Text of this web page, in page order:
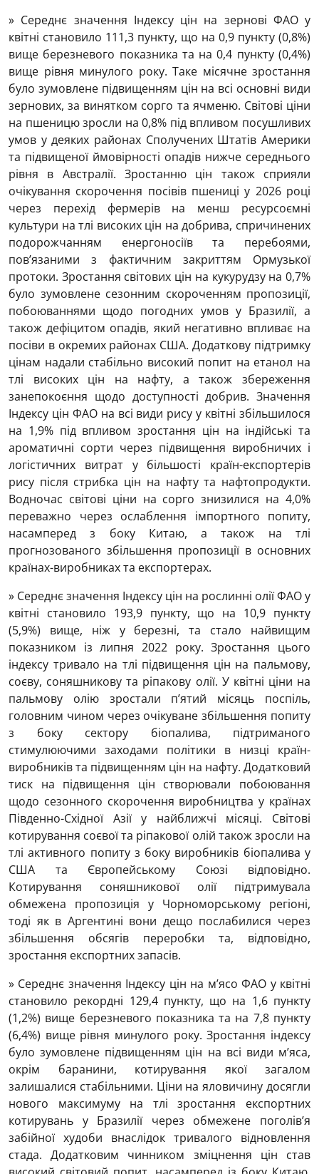
» Середнє значення Індексу цін на зернові ФАО у
квітні становило 111,3 пункту, що на 0,9 пункту (0,8%)
вище березневого показника та на 0,4 пункту (0,4%)
вище рівня минулого року. Таке місячне зростання
було зумовлене підвищенням цін на всі основні види
зернових, за винятком сорго та ячменю. Світові ціни
на пшеницю зросли на 0,8% під впливом посушливих
умов у деяких районах Сполучених Штатів Америки
та підвищеної ймовірності опадів нижче середнього
рівня в Австралії. Зростанню цін також сприяли
очікування скорочення посівів пшениці у 2026 році
через перехід фермерів на менш ресурсоємні
культури на тлі високих цін на добрива, спричинених
подорожчанням енергоносіїв та перебоями,
пов’язаними з фактичним закриттям Ормузької
протоки. Зростання світових цін на кукурудзу на 0,7%
було зумовлене сезонним скороченням пропозиції,
побоюваннями щодо погодних умов у Бразилії, а
також дефіцитом опадів, який негативно впливає на
посіви в окремих районах США. Додаткову підтримку
цінам надали стабільно високий попит на етанол на
тлі високих цін на нафту, а також збереження
занепокоєння щодо доступності добрив. Значення
Індексу цін ФАО на всі види рису у квітні збільшилося
на 1,9% під впливом зростання цін на індійські та
ароматичні сорти через підвищення виробничих і
логістичних витрат у більшості країн-експортерів
рису після стрибка цін на нафту та нафтопродукти.
Водночас світові ціни на сорго знизилися на 4,0%
переважно через ослаблення імпортного попиту,
насамперед з боку Китаю, а також на тлі
прогнозованого збільшення пропозиції в основних
країнах-виробниках та експортерах.
» Середнє значення Індексу цін на рослинні олії ФАО у
квітні становило 193,9 пункту, що на 10,9 пункту
(5,9%) вище, ніж у березні, та стало найвищим
показником із липня 2022 року. Зростання цього
індексу тривало на тлі підвищення цін на пальмову,
соєву, соняшникову та ріпакову олії. У квітні ціни на
пальмову олію зростали п’ятий місяць поспіль,
головним чином через очікуване збільшення попиту
з боку сектору біопалива, підтриманого
стимулюючими заходами політики в низці країн-
виробників та підвищенням цін на нафту. Додатковий
тиск на підвищення цін створювали побоювання
щодо сезонного скорочення виробництва у країнах
Південно-Східної Азії у найближчі місяці. Світові
котирування соєвої та ріпакової олій також зросли на
тлі активного попиту з боку виробників біопалива у
США та Європейському Союзі відповідно.
Котирування соняшникової олії підтримувала
обмежена пропозиція у Чорноморському регіоні,
тоді як в Аргентині вони дещо послабилися через
збільшення обсягів переробки та, відповідно,
зростання експортних запасів.
» Середнє значення Індексу цін на м’ясо ФАО у квітні
становило рекордні 129,4 пункту, що на 1,6 пункту
(1,2%) вище березневого показника та на 7,8 пункту
(6,4%) вище рівня минулого року. Зростання індексу
було зумовлене підвищенням цін на всі види м’яса,
окрім баранини, котирування якої загалом
залишалися стабільними. Ціни на яловичину досягли
нового максимуму на тлі зростання експортних
котирувань у Бразилії через обмежене поголів’я
забійної худоби внаслідок тривалого відновлення
стада. Додатковим чинником зміцнення цін став